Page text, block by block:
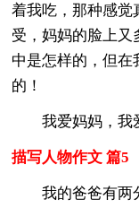
着我吃，那种感觉
受，妈妈的脸上又
中是怎样的，但在
的！
我爱妈妈，我爱
描写人物作文 篇5
我的爸爸有两分